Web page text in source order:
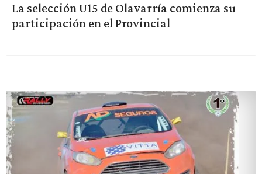
La selección U15 de Olavarría comienza su
participación en el Provincial